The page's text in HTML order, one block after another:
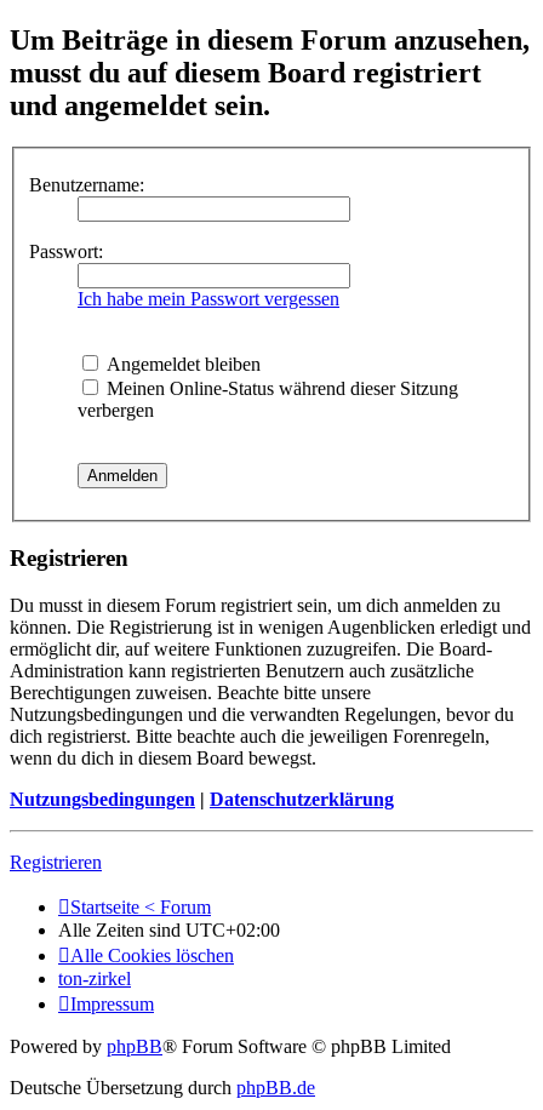
Um Beiträge in diesem Forum anzusehen,
musst du auf diesem Board registriert
und angemeldet sein.
Benutzername:
Passwort:
Ich habe mein Passwort vergessen
Angemeldet bleiben
Meinen Online-Status während dieser Sitzung
verbergen
Registrieren
Du musst in diesem Forum registriert sein, um dich anmelden zu
können. Die Registrierung ist in wenigen Augenblicken erledigt und
ermöglicht dir, auf weitere Funktionen zuzugreifen. Die Board-
Administration kann registrierten Benutzern auch zusätzliche
Berechtigungen zuweisen. Beachte bitte unsere
Nutzungsbedingungen und die verwandten Regelungen, bevor du
dich registrierst. Bitte beachte auch die jeweiligen Forenregeln,
wenn du dich in diesem Board bewegst.
Nutzungsbedingungen | Datenschutzerklärung
Registrieren
Startseite < Forum
Alle Zeiten sind UTC+02:00
Alle Cookies löschen
ton-zirkel
Impressum
Powered by phpBB® Forum Software © phpBB Limited
Deutsche Übersetzung durch phpBB.de